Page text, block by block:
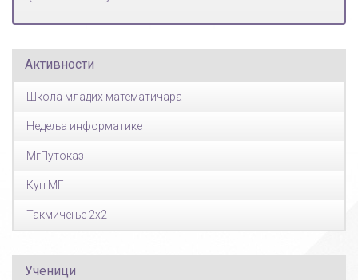
Активности
Школа младих математичара
Недеља информатике
МгПутоказ
Куп МГ
Такмичење 2x2
Ученици